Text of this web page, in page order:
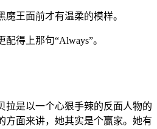
王面前才有温柔的模样。
得上那句“Always”。
拉是以一个心狠手辣的反面人物的
方面来讲，她其实是个赢家。她有